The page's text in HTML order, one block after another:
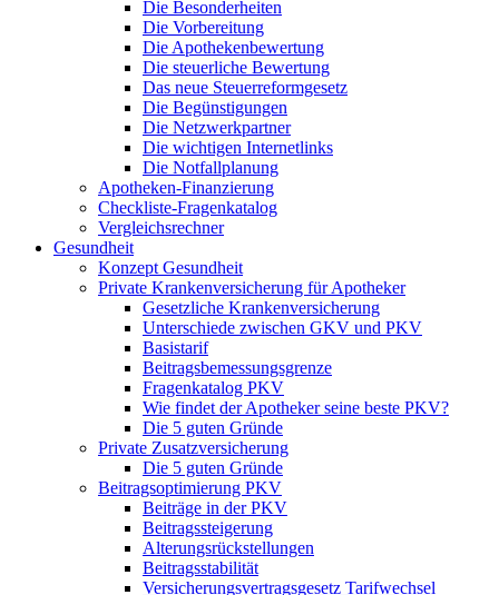
Die Besonderheiten
Die Vorbereitung
Die Apothekenbewertung
Die steuerliche Bewertung
Das neue Steuerreformgesetz
Die Begünstigungen
Die Netzwerkpartner
Die wichtigen Internetlinks
Die Notfallplanung
Apotheken-Finanzierung
Checkliste-Fragenkatalog
Vergleichsrechner
Gesundheit
Konzept Gesundheit
Private Krankenversicherung für Apotheker
Gesetzliche Krankenversicherung
Unterschiede zwischen GKV und PKV
Basistarif
Beitragsbemessungsgrenze
Fragenkatalog PKV
Wie findet der Apotheker seine beste PKV?
Die 5 guten Gründe
Private Zusatzversicherung
Die 5 guten Gründe
Beitragsoptimierung PKV
Beiträge in der PKV
Beitragssteigerung
Alterungsrückstellungen
Beitragsstabilität
Versicherungsvertragsgesetz Tarifwechsel